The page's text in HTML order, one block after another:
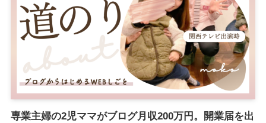
専業主婦の2児ママがブログ月収200万円。開業届を出